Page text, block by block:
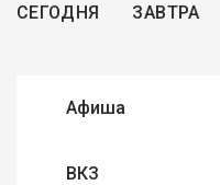
СЕГОДНЯ ЗАВТРА
Афиша
ВКЗ